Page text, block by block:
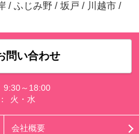
/ ふじみ野 / 坂戸 / 川越市 /
問い合わせ
9:30～18:00
火・水
会社概要